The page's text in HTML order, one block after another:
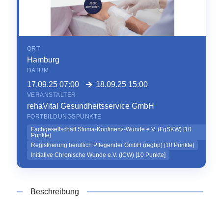
ORT
Hamburg
DATUM
17.09.25 07:00 18.09.25 15:00
VERANSTALTER
rehaVital Gesundheitsservice GmbH
FORTBILDUNGSPUNKTE
Fachgesellschaft Stoma-Kontinenz-Wunde e.V. (FgSKW)[10
Punkte]
Registrierung beruflich Pflegender GmbH (regbp)[10Punkte]
Initiative Chronische Wunde e.V. (ICW)[10Punkte]
Beschreibung